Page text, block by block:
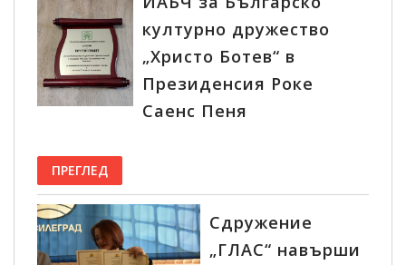
културно дружество
„Христо Ботев“ в
Президенсия Роке
Саенс Пеня
ПРЕГЛЕД
Сдружение
„ГЛАС“ навърши